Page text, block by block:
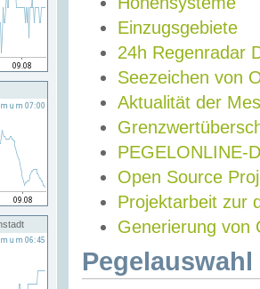
Einzugsgebiete
24h Regenradar
Seezeichen von
Aktualität der
PEGELONLINE-
Open Source
Projektarbeit zur
Generierung von